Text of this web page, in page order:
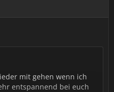
mit gehen wenn ich
entspannend bei euch